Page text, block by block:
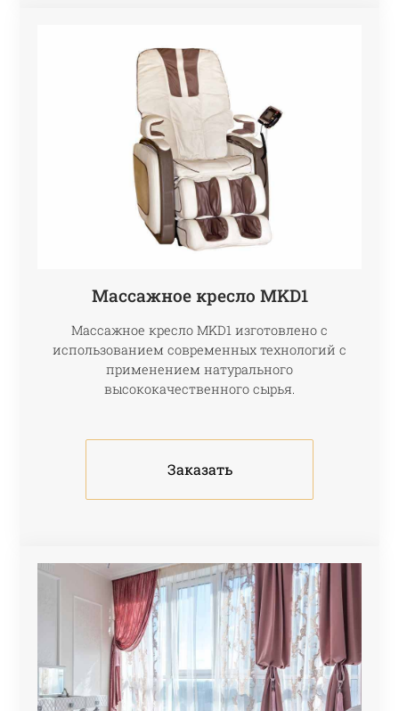
Массажное кресло МKD1
Массажное кресло МKD1 изготовлено с
использованием современных технологий с
применением натурального
высококачественного сырья.
Заказать